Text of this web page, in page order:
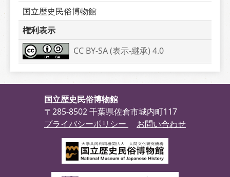
国立歴史民俗博物館
権利表示
CC BY-SA (表示-継承) 4.0
国立歴史民俗博物館
〒285-8502 千葉県佐倉市城内町117
プライバシーポリシー
お問い合わせ